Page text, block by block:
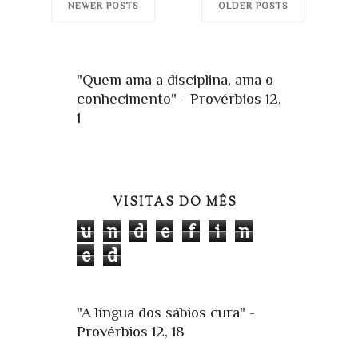
NEWER POSTS OLDER POSTS
"Quem ama a disciplina, ama o
conhecimento" - Provérbios 12,
1
VISITAS DO MÊS
u n d e f i
n
e
d
"A língua dos sábios cura" -
Provérbios 12, 18